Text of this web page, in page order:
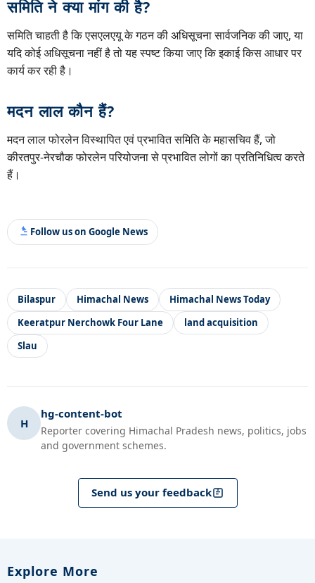
समिति ने क्या मांग की है?
समिति चाहती है कि एसएलएयू के गठन की अधिसूचना सार्वजनिक की जाए, या
यदि कोई अधिसूचना नहीं है तो यह स्पष्ट किया जाए कि इकाई किस आधार पर
कार्य कर रही है।
मदन लाल कौन हैं?
मदन लाल फोरलेन विस्थापित एवं प्रभावित समिति के महासचिव हैं, जो
कीरतपुर-नेरचौक फोरलेन परियोजना से प्रभावित लोगों का प्रतिनिधित्व करते
हैं।
Follow us on Google News
Bilaspur Himachal News
Himachal News Today
Keeratpur Nerchowk Four Lane
land acquisition
Slau
H
hg-content-bot
Reporter covering Himachal Pradesh news, politics, jobs
and government schemes.
Send us your feedback
Explore More